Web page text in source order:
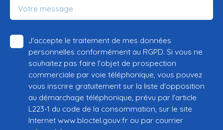
Votre message
J'accepte le traitement de mes données
personnelles conformément au RGPD. Si vous ne
souhaitez pas faire l'objet de prospection
commerciale par voie téléphonique, vous pouvez
vous inscrire gratuitement sur la liste d'opposition
au démarchage téléphonique, prévu par l'article
L223-1 du code de la consommation, sur le site
Internet www.bloctel.gouv.fr ou par courrier